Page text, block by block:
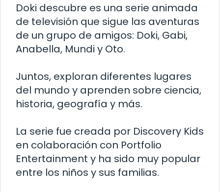
Doki descubre es una serie animada
de televisión que sigue las aventuras
de un grupo de amigos: Doki, Gabi,
Anabella, Mundi y Oto.
Juntos, exploran diferentes lugares
del mundo y aprenden sobre ciencia,
historia, geografía y más.
La serie fue creada por Discovery Kids
en colaboración con Portfolio
Entertainment y ha sido muy popular
entre los niños y sus familias.